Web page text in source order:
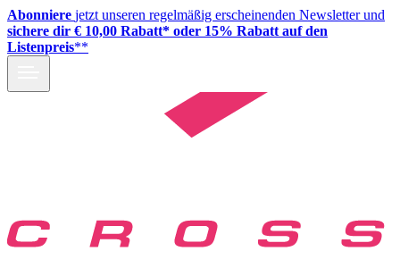
Abonniere jetzt unseren regelmäßig erscheinenden Newsletter und
sichere dir € 10,00 Rabatt* oder 15% Rabatt auf den
Listenpreis**